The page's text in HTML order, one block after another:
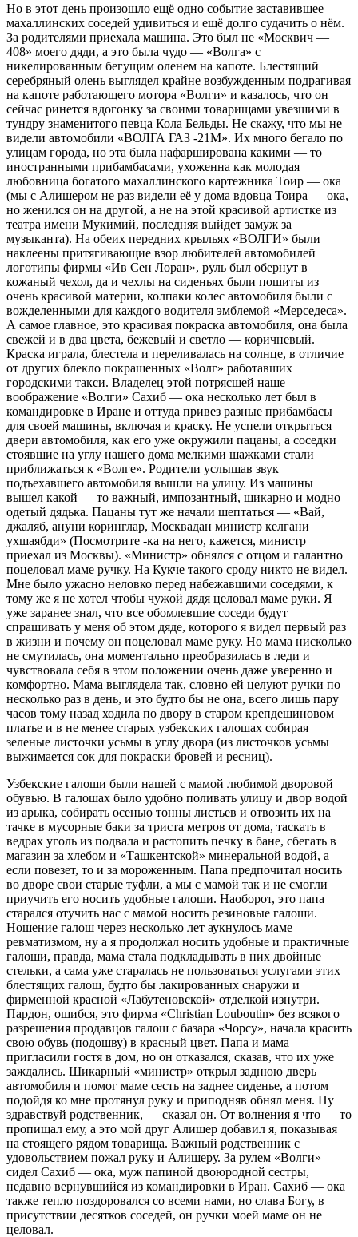
Но в этот день произошло ещё одно событие заставившее
махаллинских соседей удивиться и ещё долго судачить о нём.
За родителями приехала машина. Это был не «Москвич —
408» моего дяди, а это была чудо — «Волга» с
никелированным бегущим оленем на капоте. Блестящий
серебряный олень выглядел крайне возбужденным подрагивая
на капоте работающего мотора «Волги» и казалось, что он
сейчас ринется вдогонку за своими товарищами увезшими в
тундру знаменитого певца Кола Бельды. Не скажу, что мы не
видели автомобили «ВОЛГА ГАЗ -21М». Их много бегало по
улицам города, но эта была нафарширована какими — то
иностранными прибамбасами, ухоженна как молодая
любовница богатого махаллинского картежника Тоир — ока
(мы с Алишером не раз видели её у дома вдовца Тоира — ока,
но женился он на другой, а не на этой красивой артистке из
театра имени Мукимий, последняя выйдет замуж за
музыканта). На обеих передних крыльях «ВОЛГИ» были
наклеены притягивающие взор любителей автомобилей
логотипы фирмы «Ив Сен Лоран», руль был обернут в
кожаный чехол, да и чехлы на сиденьях были пошиты из
очень красивой материи, колпаки колес автомобиля были с
вожделенными для каждого водителя эмблемой «Мерседеса».
А самое главное, это красивая покраска автомобиля, она была
свежей и в два цвета, бежевый и светло — коричневый.
Краска играла, блестела и переливалась на солнце, в отличие
от других блекло покрашенных «Волг» работавших
городскими такси. Владелец этой потрясшей наше
воображение «Волги» Сахиб — ока несколько лет был в
командировке в Иране и оттуда привез разные прибамбасы
для своей машины, включая и краску. Не успели открыться
двери автомобиля, как его уже окружили пацаны, а соседки
стоявшие на углу нашего дома мелкими шажками стали
приближаться к «Волге». Родители услышав звук
подъехавшего автомобиля вышли на улицу. Из машины
вышел какой — то важный, импозантный, шикарно и модно
одетый дядька. Пацаны тут же начали шептаться — «Вай,
джаляб, ануни коринглар, Москвадан министр келгани
ухшаябди» (Посмотрите -ка на него, кажется, министр
приехал из Москвы). «Министр» обнялся с отцом и галантно
поцеловал маме ручку. На Кукче такого сроду никто не видел.
Мне было ужасно неловко перед набежавшими соседями, к
тому же я не хотел чтобы чужой дядя целовал маме руки. Я
уже заранее знал, что все обомлевшие соседи будут
спрашивать у меня об этом дяде, которого я видел первый раз
в жизни и почему он поцеловал маме руку. Но мама нисколько
не смутилась, она моментально преобразилась в леди и
чувствовала себя в этом положении очень даже уверенно и
комфортно. Мама выглядела так, словно ей целуют ручки по
несколько раз в день, и это будто бы не она, всего лишь пару
часов тому назад ходила по двору в старом крепдешиновом
платье и в не менее старых узбекских галошах собирая
зеленые листочки усьмы в углу двора (из листочков усьмы
выжимается сок для покраски бровей и ресниц).
Узбекские галоши были нашей с мамой любимой дворовой
обувью. В галошах было удобно поливать улицу и двор водой
из арыка, собирать осенью тонны листьев и отвозить их на
тачке в мусорные баки за триста метров от дома, таскать в
ведрах уголь из подвала и растопить печку в бане, сбегать в
магазин за хлебом и «Ташкентской» минеральной водой, а
если повезет, то и за мороженным. Папа предпочитал носить
во дворе свои старые туфли, а мы с мамой так и не смогли
приучить его носить удобные галоши. Наоборот, это папа
старался отучить нас с мамой носить резиновые галоши.
Ношение галош через несколько лет аукнулось маме
ревматизмом, ну а я продолжал носить удобные и практичные
галоши, правда, мама стала подкладывать в них двойные
стельки, а сама уже старалась не пользоваться услугами этих
блестящих галош, будто бы лакированных снаружи и
фирменной красной «Лабутеновской» отделкой изнутри.
Пардон, ошибся, это фирма «Christian Louboutin» без всякого
разрешения продавцов галош с базара «Чорсу», начала красить
свою обувь (подошву) в красный цвет. Папа и мама
пригласили гостя в дом, но он отказался, сказав, что их уже
заждались. Шикарный «министр» открыл заднюю дверь
автомобиля и помог маме сесть на заднее сиденье, а потом
подойдя ко мне протянул руку и приподняв обнял меня. Ну
здравствуй родственник, — сказал он. От волнения я что — то
пропищал ему, а это мой друг Алишер добавил я, показывая
на стоящего рядом товарища. Важный родственник с
удовольствием пожал руку и Алишеру. За рулем «Волги»
сидел Сахиб — ока, муж папиной двоюродной сестры,
недавно вернувшийся из командировки в Иран. Сахиб — ока
также тепло поздоровался со всеми нами, но слава Богу, в
присутствии десятков соседей, он ручки моей маме он не
целовал.